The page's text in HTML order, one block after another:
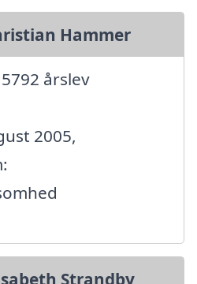
Hammer
årslev
2005,
Strandby